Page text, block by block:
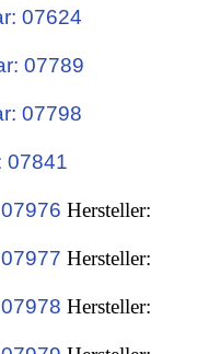
07624
07789
07798
07841
Hersteller:
Hersteller:
Hersteller: